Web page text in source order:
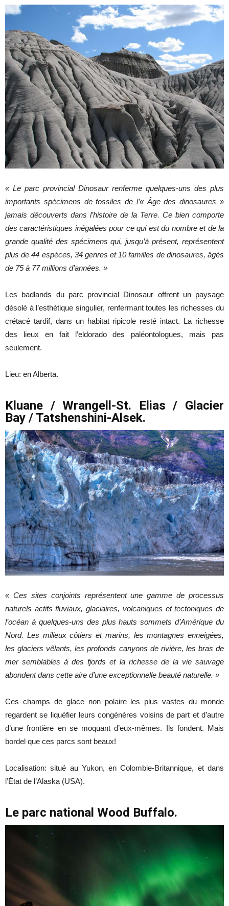
« Le parc provincial Dinosaur renferme quelques‑uns des plus
importants spécimens de fossiles de l’« Âge des dinosaures »
jamais découverts dans l’histoire de la Terre. Ce bien comporte
des caractéristiques inégalées pour ce qui est du nombre et de la
grande qualité des spécimens qui, jusqu’à présent, représentent
plus de 44 espèces, 34 genres et 10 familles de dinosaures, âgés
de 75 à 77 millions d’années. »
Les badlands du parc provincial Dinosaur offrent un paysage
désolé à l’esthétique singulier, renfermant toutes les richesses du
crétacé tardif, dans un habitat ripicole resté intact. La richesse
des lieux en fait l’eldorado des paléontologues, mais pas
seulement.
Lieu: en Alberta.
Kluane / Wrangell-St. Elias / Glacier
Bay / Tatshenshini-Alsek.
« Ces sites conjoints représentent une gamme de processus
naturels actifs fluviaux, glaciaires, volcaniques et tectoniques de
l’océan à quelques-uns des plus hauts sommets d’Amérique du
Nord. Les milieux côtiers et marins, les montagnes enneigées,
les glaciers vêlants, les profonds canyons de rivière, les bras de
mer semblables à des fjords et la richesse de la vie sauvage
abondent dans cette aire d’une exceptionnelle beauté naturelle. »
Ces champs de glace non polaire les plus vastes du monde
regardent se liquéfier leurs congénères voisins de part et d’autre
d’une frontière en se moquant d’eux-mêmes. Ils fondent. Mais
bordel que ces parcs sont beaux!
Localisation: situé au Yukon, en Colombie-Britannique, et dans
l’État de l’Alaska (USA).
Le parc national Wood Buffalo.